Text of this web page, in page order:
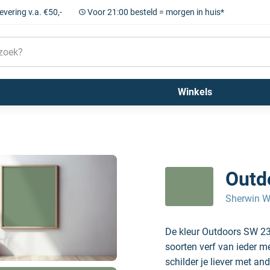
v.a. €50,- Voor 21:00 besteld = morgen in huis*
Winkels
Sherwin
De kleur Outdoors SW
soorten verf van ieder
schilder je liever met